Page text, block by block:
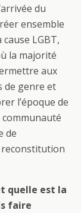
du
ensemble
LGBT,
la majorité
aux
de genre et
l’époque de
communauté
de
reconstitution
quelle est la
faire